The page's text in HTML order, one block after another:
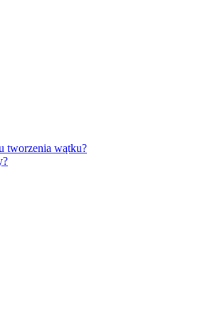
tworzenia wątku?